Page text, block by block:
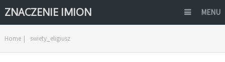
ZNACZENIE IMION MENU
Home | swiety_eligiusz